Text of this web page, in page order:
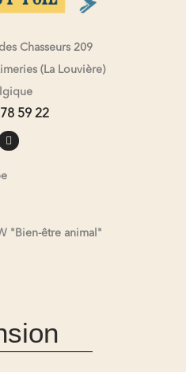
Chasseurs 209
(La Louvière)
59 22
"Bien-être animal"